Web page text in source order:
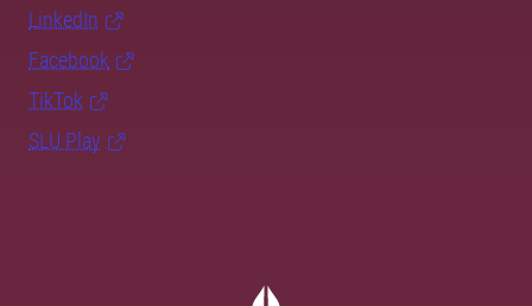
LinkedIn
Facebook
TikTok
SLU Play